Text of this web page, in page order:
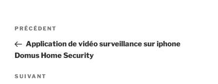
PRÉCÉDENT
Application de vidéo surveillance sur iphone
Domus Home Security
SUIVANT